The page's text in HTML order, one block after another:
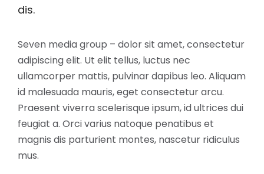
dis.
Seven media group – dolor sit amet, consectetur
adipiscing elit. Ut elit tellus, luctus nec
ullamcorper mattis, pulvinar dapibus leo. Aliquam
id malesuada mauris, eget consectetur arcu.
Praesent viverra scelerisque ipsum, id ultrices dui
feugiat a. Orci varius natoque penatibus et
magnis dis parturient montes, nascetur ridiculus
mus.